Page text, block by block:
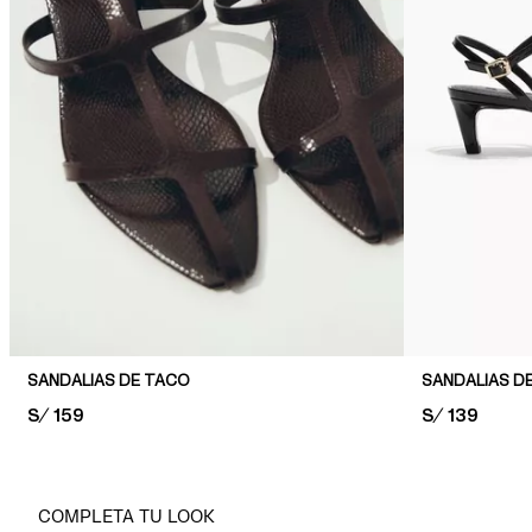
SANDALIAS DE TACO
PRICE:
S/ 159
SANDALIAS
PRICE:
S/ 139
COMPLETA TU LOOK